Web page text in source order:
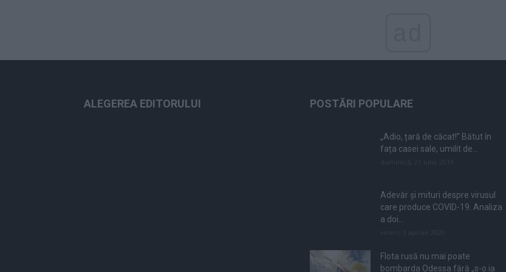
ALEGEREA EDITORULUI POSTĂRI POPULARE
„Adio, țară de căcat!” Bătut în
fața casei sale, umilit de...
Adevăr și mituri despre virusul
care produce COVID-19. Analiza
a doi...
Flota rusă nu mai poate
bombarda Odessa fără „s-o ia